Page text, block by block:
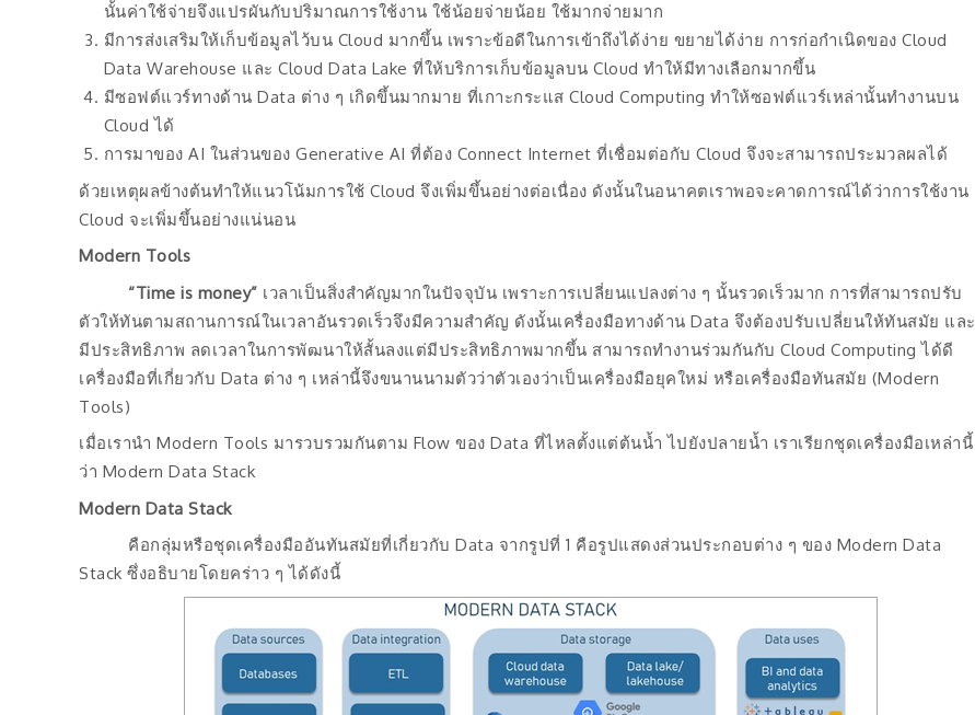
นั้นค่าใช้จ่ายจึงแปรผันกับปริมาณการใช้งาน ใช้น้อยจ่ายน้อย ใช้มากจ่ายมาก
มีการส่งเสริมให้เก็บข้อมูลไว้บน Cloud มากขึ้น เพราะข้อดีในการเข้าถึงได้ง่าย ขยายได้ง่าย การก่อกำเนิดของ Cloud
Data Warehouse และ Cloud Data Lake ที่ให้บริการเก็บข้อมูลบน Cloud ทำให้มีทางเลือกมากขึ้น
มีซอฟต์แวร์ทางด้าน Data ต่าง ๆ เกิดขึ้นมากมาย ที่เกาะกระแส Cloud Computing ทำให้ซอฟต์แวร์เหล่านั้นทำงานบน
Cloud ได้
การมาของ AI ในส่วนของ Generative AI ที่ต้อง Connect Internet ที่เชื่อมต่อกับ Cloud จึงจะสามารถประมวลผลได้
ด้วยเหตุผลข้างต้นทำให้แนวโน้มการใช้ Cloud จึงเพิ่มขึ้นอย่างต่อเนื่อง ดังนั้นในอนาคตเราพอจะคาดการณ์ได้ว่าการใช้งาน
Cloud จะเพิ่มขึ้นอย่างแน่นอน
Modern Tools
“Time is money” เวลาเป็นสิ่งสำคัญมากในปัจจุบัน เพราะการเปลี่ยนแปลงต่าง ๆ นั้นรวดเร็วมาก การที่สามารถปรับ
ตัวให้ทันตามสถานการณ์ในเวลาอันรวดเร็วจึงมีความสำคัญ ดังนั้นเครื่องมือทางด้าน Data จึงต้องปรับเปลี่ยนให้ทันสมัย และ
มีประสิทธิภาพ ลดเวลาในการพัฒนาให้สั้นลงแต่มีประสิทธิภาพมากขึ้น สามารถทำงานร่วมกันกับ Cloud Computing ได้ดี
เครื่องมือที่เกี่ยวกับ Data ต่าง ๆ เหล่านี้จึงขนานนามตัวว่าตัวเองว่าเป็นเครื่องมือยุคใหม่ หรือเครื่องมือทันสมัย (Modern
Tools)
เมื่อเรานำ Modern Tools มารวบรวมกันตาม Flow ของ Data ที่ไหลตั้งแต่ต้นน้ำ ไปยังปลายน้ำ เราเรียกชุดเครื่องมือเหล่านี้
ว่า Modern Data Stack
Modern Data Stack
คือกลุ่มหรือชุดเครื่องมืออันทันสมัยที่เกี่ยวกับ Data จากรูปที่ 1 คือรูปแสดงส่วนประกอบต่าง ๆ ของ Modern Data
Stack ซึ่งอธิบายโดยคร่าว ๆ ได้ดังนี้